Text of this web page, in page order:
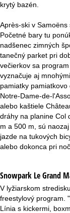
krytý bazén.
Après-ski v
Početné bary tu
nadšenec zimných
tanečný parket pri
večierkov sa
vyznačuje aj
pamiatky
Notre-Dame-de-
alebo kaštiele
dráhy na planine Col
m a 500 m, sú
jazde na tukových
alebo dokonca pri
Snowpark Le Grand
V lyžiarskom
freestylový program.
Línia s kickermi,